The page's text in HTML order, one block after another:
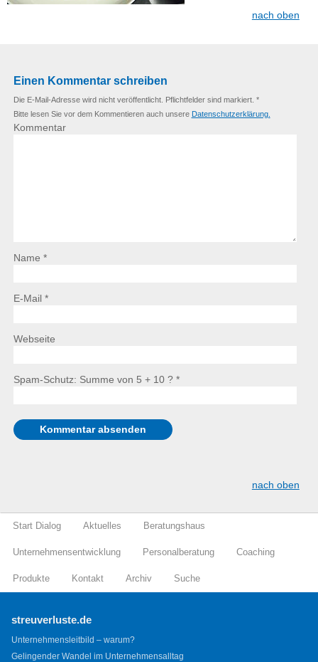
nach oben
Einen Kommentar schreiben
Die E-Mail-Adresse wird nicht veröffentlicht. Pflichtfelder sind markiert. *
Bitte lesen Sie vor dem Kommentieren auch unsere Datenschutzerklärung.
Kommentar
Name *
E-Mail *
Webseite
Spam-Schutz: Summe von 5 + 10 ? *
nach oben
Start Dialog Aktuelles Beratungshaus
Unternehmensentwicklung Personalberatung Coaching
Produkte Kontakt Archiv Suche
streuverluste.de
Unternehmensleitbild – warum?
Gelingender Wandel im Unternehmensalltag